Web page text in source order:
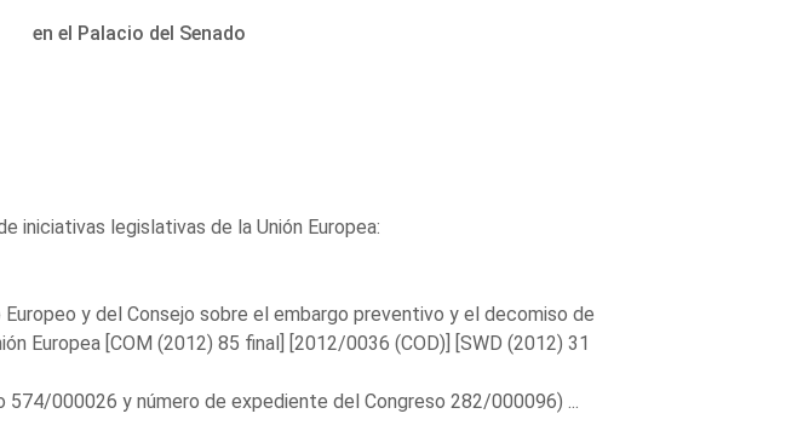
en el Palacio del Senado
iniciativas legislativas de la Unión Europea:
y del Consejo sobre el embargo preventivo y el decomiso de
Europea [COM (2012) 85 final] [2012/0036 (COD)] [SWD (2012) 31
000026 y número de expediente del Congreso 282/000096) ...